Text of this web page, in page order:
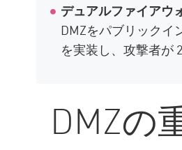
デュアルファイアウ
DMZをパブリックイ
を実装し、攻撃者が
DMZの